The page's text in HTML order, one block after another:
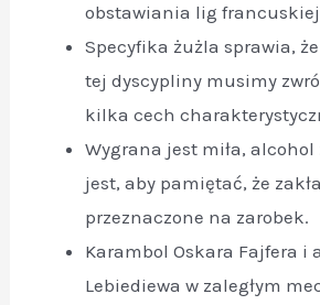
obstawiania lig
Specyfika żużla sprawia,
tej dyscypliny musimy
kilka cech
Wygrana jest miła, alcohol
jest, aby pamiętać, że
przeznaczone na zarobek.
Karambol Oskara Fajfera i
Lebiediewa w zaległym